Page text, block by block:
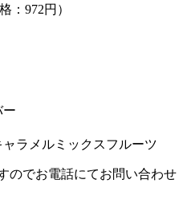
：972円）
ー
ャラメル ミックスフルーツ
のでお電話にてお問い合わせ